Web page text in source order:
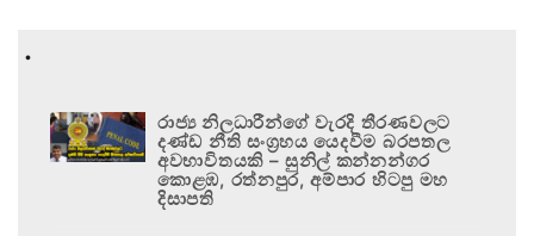
.
රාජ්‍ය නිලධාරීන්ගේ වැරදි තීරණවලට
දණ්ඩ නීති සංග්‍රහය යෙදවීම බරපතල
අවභාවිතයකි – සුනිල් කන්නන්ගර
කොළඹ, රත්නපුර, අම්පාර හිටපු මහ
දිසාපති